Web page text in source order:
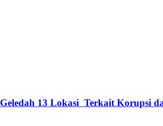
13 Lokasi Terkait Korupsi